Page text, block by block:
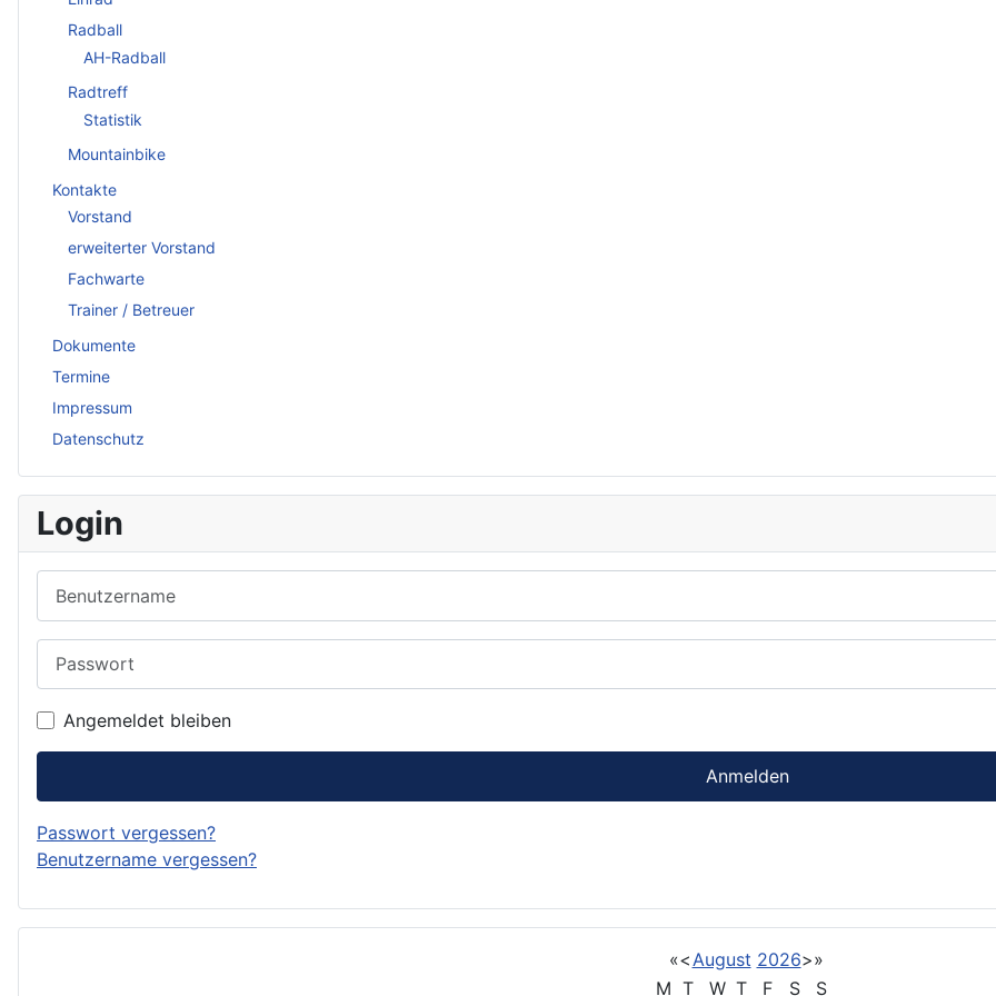
Radball
AH-Radball
Radtreff
Statistik
Mountainbike
Kontakte
Vorstand
erweiterter Vorstand
Fachwarte
Trainer / Betreuer
Dokumente
Termine
Impressum
Datenschutz
Login
Angemeldet bleiben
Anmelden
Passwort vergessen?
Benutzername vergessen?
«<August 2026>»
M T W T F S S